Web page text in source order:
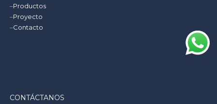
–Productos
–Proyecto
–Contacto
CONTÁCTANOS